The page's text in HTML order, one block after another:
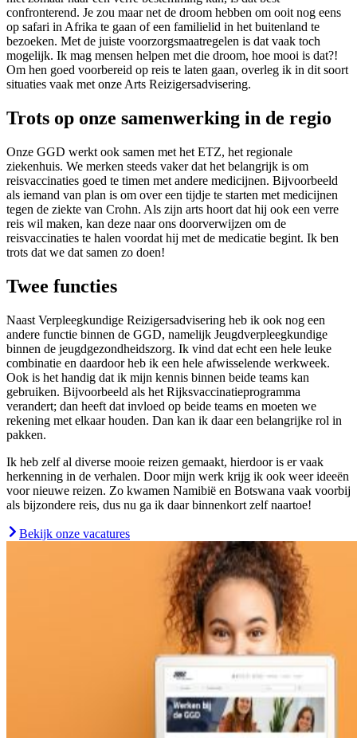
confronterend. Je zou maar net de droom hebben om ooit nog eens
op safari in Afrika te gaan of een familielid in het buitenland te
bezoeken. Met de juiste voorzorgsmaatregelen is dat vaak toch
mogelijk. Ik mag mensen helpen met die droom, hoe mooi is dat?!
Om hen goed voorbereid op reis te laten gaan, overleg ik in dit soort
situaties vaak met onze Arts Reizigersadvisering.
Trots op onze samenwerking in de regio
Onze GGD werkt ook samen met het ETZ, het regionale
ziekenhuis. We merken steeds vaker dat het belangrijk is om
reisvaccinaties goed te timen met andere medicijnen. Bijvoorbeeld
als iemand van plan is om over een tijdje te starten met medicijnen
tegen de ziekte van Crohn. Als zijn arts hoort dat hij ook een verre
reis wil maken, kan deze naar ons doorverwijzen om de
reisvaccinaties te halen voordat hij met de medicatie begint. Ik ben
trots dat we dat samen zo doen!
Twee functies
Naast Verpleegkundige Reizigersadvisering heb ik ook nog een
andere functie binnen de GGD, namelijk Jeugdverpleegkundige
binnen de jeugdgezondheidszorg. Ik vind dat echt een hele leuke
combinatie en daardoor heb ik een hele afwisselende werkweek.
Ook is het handig dat ik mijn kennis binnen beide teams kan
gebruiken. Bijvoorbeeld als het Rijksvaccinatieprogramma
verandert; dan heeft dat invloed op beide teams en moeten we
rekening met elkaar houden. Dan kan ik daar een belangrijke rol in
pakken.
Ik heb zelf al diverse mooie reizen gemaakt, hierdoor is er vaak
herkenning in de verhalen. Door mijn werk krijg ik ook weer ideeën
voor nieuwe reizen. Zo kwamen Namibië en Botswana vaak voorbij
als bijzondere reis, dus nu ga ik daar binnenkort zelf naartoe!
Bekijk onze vacatures